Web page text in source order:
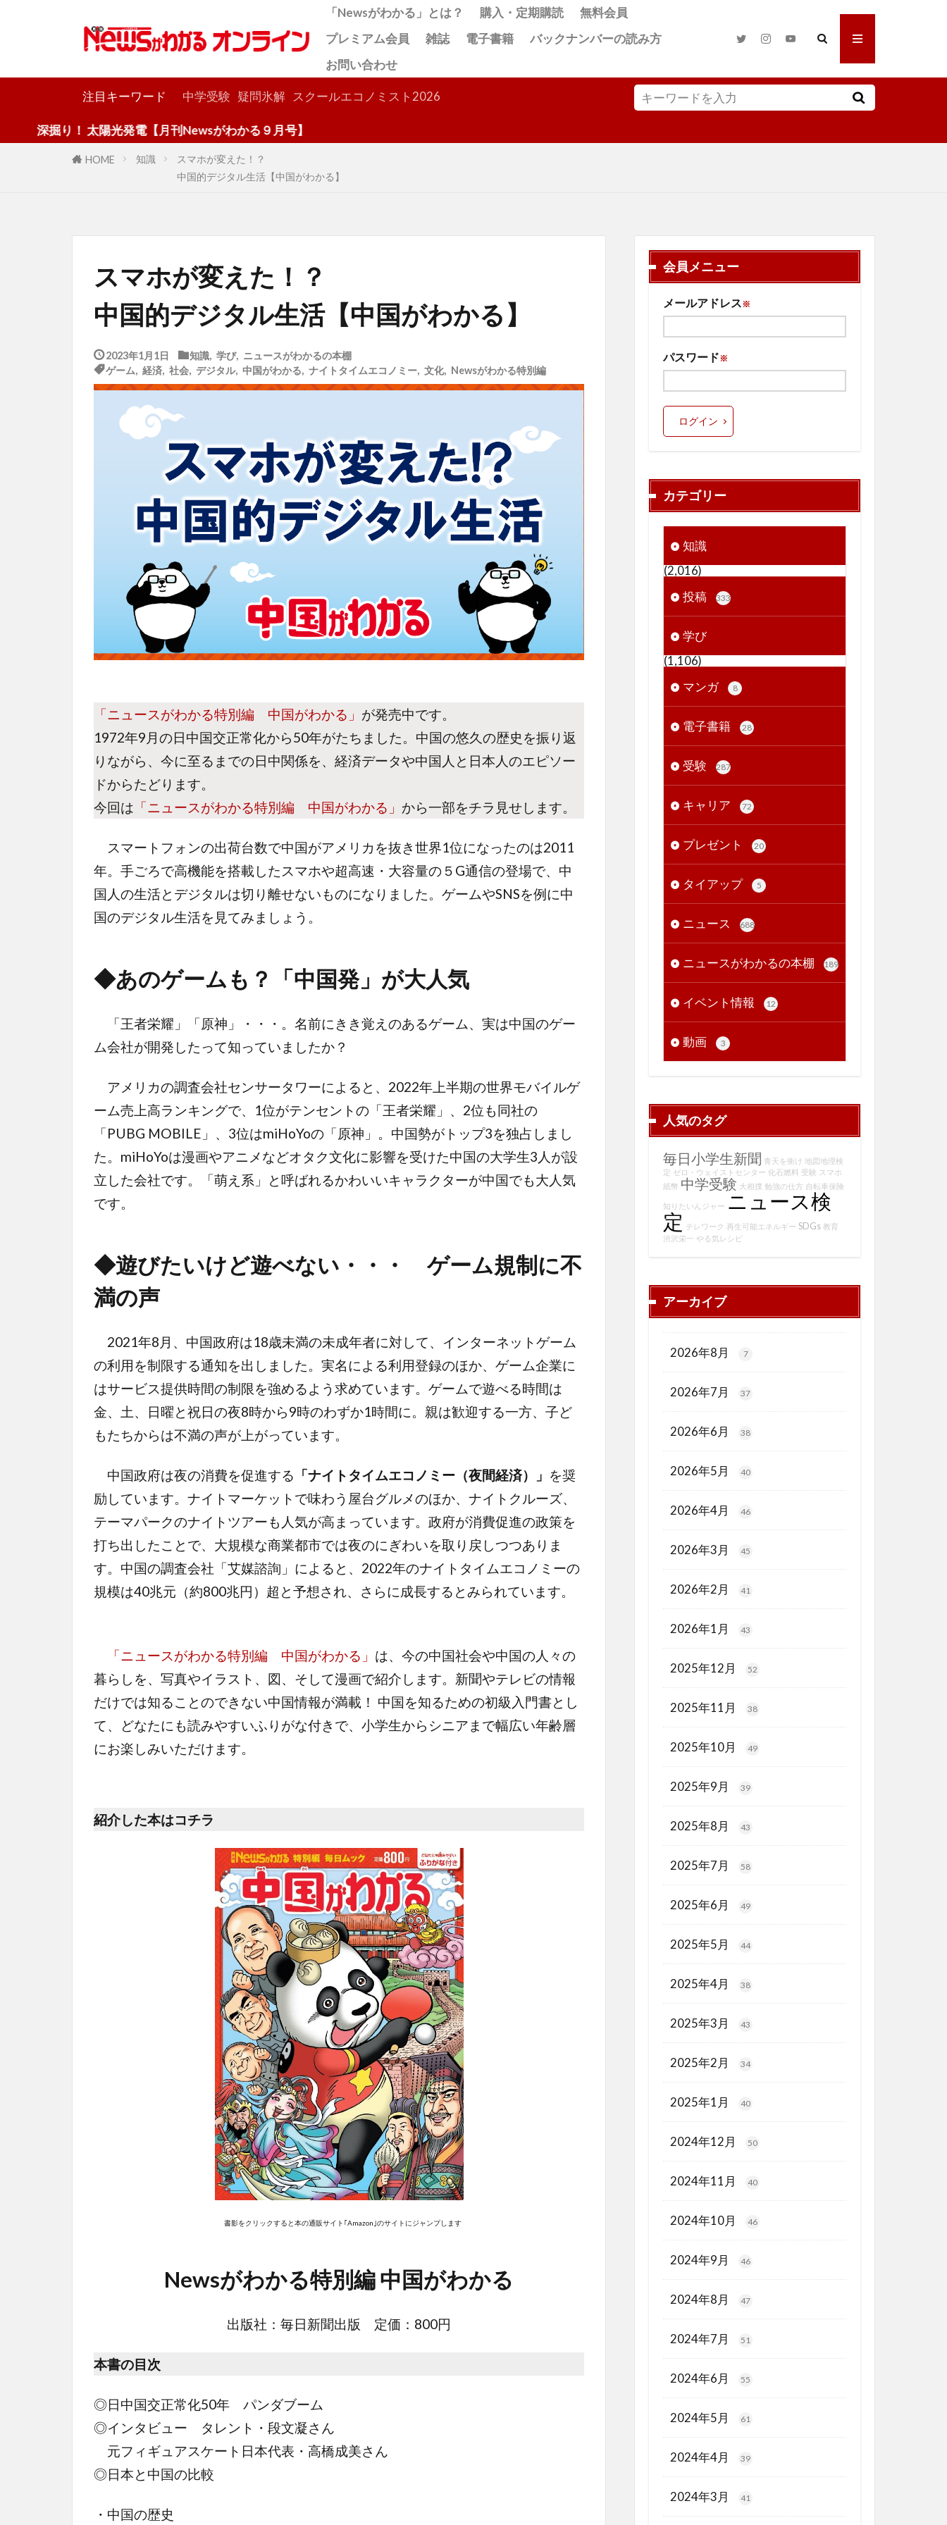
「Newsがわかる」とは？ 購入・定期購読
無料会員
プレミアム会員
雑誌 電子書籍
バックナンバーの読み方
お問い合わせ
注目キーワード 中学受験 疑問氷解 スクールエコノミスト2026
！ 太陽光発電【月刊Newsがわかる９月号】
HOME 知識
スマホが変えた！？
中国的デジタル生活【中国がわかる】
スマホが変えた！？
中国的デジタル生活【中国がわかる】
2023年1月1日 知識 学び,
ニュースがわかるの本棚
ゲーム
経済, 社会, デジタル, 中国がわかる ナイトタイムエコノミー, 文化, Newsがわかる特別編
「ニュースがわかる特別編 中国がわかる」 が発売中です。
1972年9月の日中国交正常化から50年がたちました。中国の悠久の歴史を振り返
りながら、今に至るまでの日中関係を、経済データや中国人と日本人のエピソー
ドからたどります。
今回は 「ニュースがわかる特別編 中国がわかる」 から一部をチラ見せします。
スマートフォンの出荷台数で中国がアメリカを抜き世界1位になったのは2011
年。手ごろで高機能を搭載したスマホや超高速・大容量の５G通信の登場で、中
国人の生活とデジタルは切り離せないものになりました。ゲームやSNSを例に中
国のデジタル生活を見てみましょう。
◆あのゲームも？「中国発」が大人気
「王者栄耀」「原神」・・・。名前にきき覚えのあるゲーム、実は中国のゲー
ム会社が開発したって知っていましたか？
アメリカの調査会社センサータワーによると、2022年上半期の世界モバイルゲ
ーム売上高ランキングで、1位がテンセントの「王者栄耀」、2位も同社の
「PUBG MOBILE」、3位はmiHoYoの「原神」。中国勢がトップ3を独占しまし
た。miHoYoは漫画やアニメなどオタク文化に影響を受けた中国の大学生3人が設
立した会社です。「萌え系」と呼ばれるかわいいキャラクターが中国でも大人気
です。
◆遊びたいけど遊べない・・・ ゲーム規制に不
満の声
2021年8月、中国政府は18歳未満の未成年者に対して、インターネットゲーム
の利用を制限する通知を出しました。実名による利用登録のほか、ゲーム企業に
はサービス提供時間の制限を強めるよう求めています。ゲームで遊べる時間は
金、土、日曜と祝日の夜8時から9時のわずか1時間に。親は歓迎する一方、子ど
もたちからは不満の声が上がっています。
中国政府は夜の消費を促進する 「ナイトタイムエコノミー（夜間経済）」 を奨
励しています。ナイトマーケットで味わう屋台グルメのほか、ナイトクルーズ、
テーマパークのナイトツアーも人気が高まっています。政府が消費促進の政策を
打ち出したことで、大規模な商業都市では夜のにぎわいを取り戻しつつありま
す。中国の調査会社「艾媒諮詢」によると、2022年のナイトタイムエコノミーの
規模は40兆元（約800兆円）超と予想され、さらに成長するとみられています。
「ニュースがわかる特別編 中国がわかる」 は、今の中国社会や中国の人々の
暮らしを、写真やイラスト、図、そして漫画で紹介します。新聞やテレビの情報
だけでは知ることのできない中国情報が満載！ 中国を知るための初級入門書とし
て、どなたにも読みやすいふりがな付きで、小学生からシニアまで幅広い年齢層
にお楽しみいただけます。
紹介した本はコチラ
書影をクリックすると本の通販サイト｢Amazon｣のサイトにジャンプします
Newsがわかる特別編 中国がわかる
出版社：毎日新聞出版 定価：800円
本書の目次
◎日中国交正常化50年 パンダブーム
◎インタビュー タレント・段文凝さん
元フィギュアスケート日本代表・高橋成美さん
◎日本と中国の比較
・中国の歴史
会員メニュー
メールアドレス※
パスワード※
ログイン
カテゴリー
知識
(2,016)
投稿
333
学び
(1,106)
マンガ
8
電子書籍 28
受験 287
キャリア 72
プレゼント 20
タイアップ 5
ニュース 688
ニュースがわかるの本棚 189
イベント情報 12
動画 3
人気のタグ
毎日小学生新聞 青天を衝け 地図地理検
定 ゼロ・ウェイストセンター 化石燃料 受験 スマホ
紙幣 中学受験 大相撲 勉強の仕方 自転車保険
知りたいんジャー ニュース検
定 テレワーク 再生可能エネルギー SDGs 教育
渋沢栄一 やる気レシピ
アーカイブ
2026年8月 7
2026年7月 37
2026年6月 38
2026年5月 40
2026年4月 46
2026年3月 45
2026年2月 41
2026年1月 43
2025年12月 52
2025年11月 38
2025年10月 49
2025年9月 39
2025年8月 43
2025年7月 58
2025年6月 49
2025年5月 44
2025年4月 38
2025年3月 43
2025年2月 34
2025年1月 40
2024年12月 50
2024年11月 40
2024年10月 46
2024年9月 46
2024年8月 47
2024年7月 51
2024年6月 55
2024年5月 61
2024年4月 39
2024年3月 41
検索